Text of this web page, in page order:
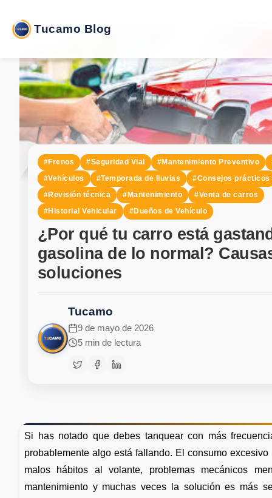
Tucamo Blog
#Frenos #Seguridad Vial #Mantenimiento Preventivo
#Vehículos
#Temporada de lluvias
#Consejos prácticos
#Revisión técnica
#Mantenimiento
#Venta de carros
#Historial Vehicular
#Dueños de Vehículo
¿Por qué tu carro está
gasolina de lo normal?
soluciones
Tucamo
9 de mayo de 2026
5 min de lectura
Si has notado que debes tanquear con más
probablemente algo está fallando. El consumo
malos hábitos al volante, problemas mecánicos
mantenimiento y muchas veces la solución es más